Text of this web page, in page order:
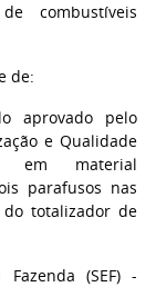
combustíveis
de:
aprovado pelo
e Qualidade
em material
parafusos nas
totalizador de
(SEF) -